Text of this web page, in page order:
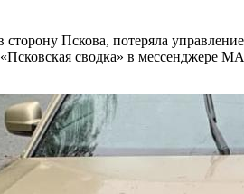
Пскова, потеряла
сводка» в мессенджере